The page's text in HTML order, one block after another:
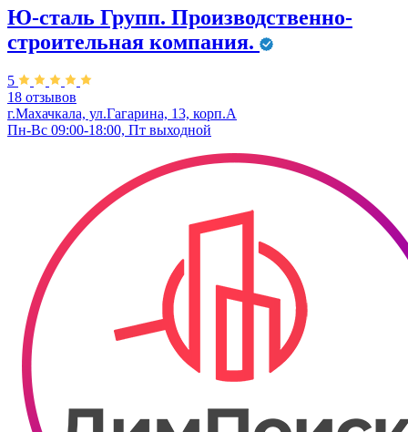
Ю-сталь Групп. Производственно-
строительная компания.
5
18 отзывов
г.Махачкала, ул.Гагарина, 13, корп.А
Пн-Вс 09:00-18:00, Пт выходной